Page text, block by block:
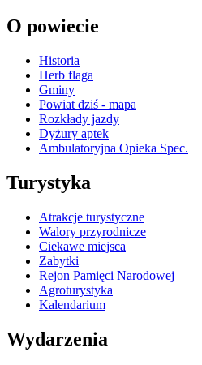
O powiecie
Historia
Herb flaga
Gminy
Powiat dziś - mapa
Rozkłady jazdy
Dyżury aptek
Ambulatoryjna Opieka Spec.
Turystyka
Atrakcje turystyczne
Walory przyrodnicze
Ciekawe miejsca
Zabytki
Rejon Pamięci Narodowej
Agroturystyka
Kalendarium
Wydarzenia